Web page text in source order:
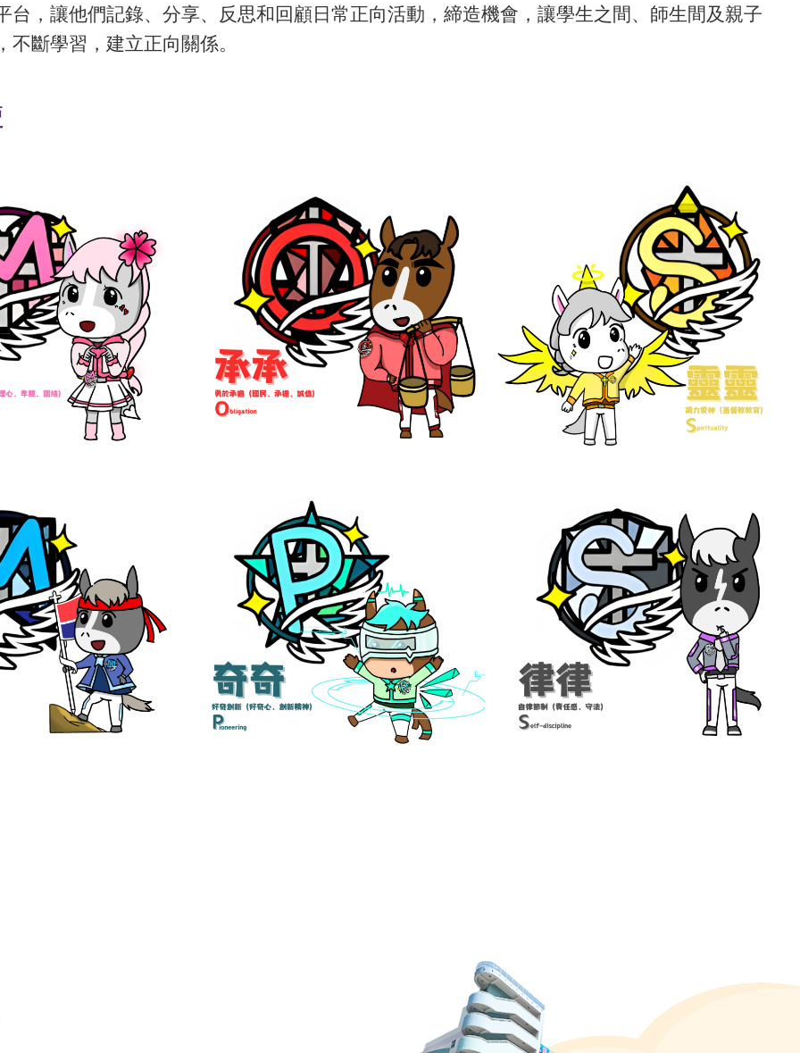
台，讓他們記錄、分享、反思和回顧日常正向活動，締造機會，讓學生之間、師生間及親子
不斷學習，建立正向關係。